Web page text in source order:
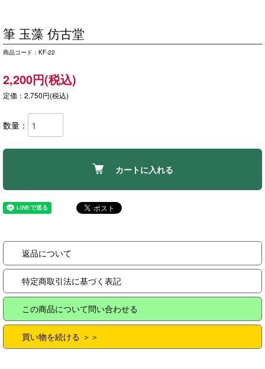
筆 玉藻 仿古堂
商品コード：KF-22
2,200円(税込)
定価：2,750円(税込)
数量：
カートに入れる
返品について
特定商取引法に基づく表記
この商品について問い合わせる
買い物を続ける ＞＞